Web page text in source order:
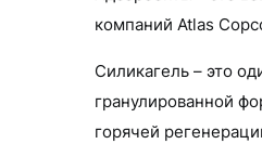
компаний Atlas
Силикагель – это
гранулированной
горячей